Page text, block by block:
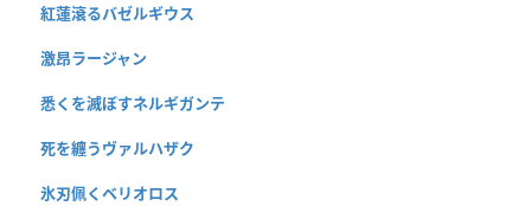
紅蓮滾るバゼルギウス
激昂ラージャン
悉くを滅ぼすネルギガンテ
死を纏うヴァルハザク
氷刃佩くベリオロス